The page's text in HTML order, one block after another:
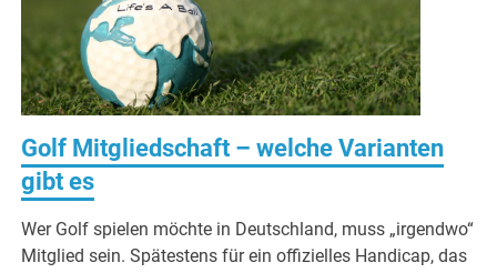
Golf Mitgliedschaft – welche Varianten
gibt es
Wer Golf spielen möchte in Deutschland, muss „irgendwo“
Mitglied sein. Spätestens für ein offizielles Handicap, das